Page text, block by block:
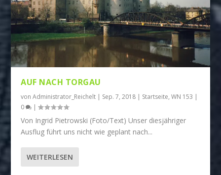
AUF NACH TORGAU
vonAdministrator_Reichelt | Sep. 7, 2018 | Startseite,WN 153 |
0
|
Von Ingrid Pietrowski (Foto/Text) Unser diesjähriger
Ausflug führt uns nicht wie geplant nach...
WEITERLESEN